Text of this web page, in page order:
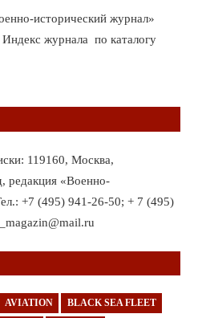
исторический журнал»
журнала по каталогу
119160, Москва,
редакция «Военно-
+7 (495) 941-26-50; + 7 (495)
AVIATION BLACK SEA FLEET